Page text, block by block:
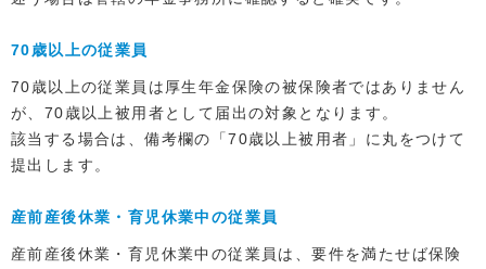
70歳以上の従業員
70歳以上の従業員は厚生年金保険の被保険者ではありません
が、70歳以上被用者として届出の対象となります。
該当する場合は、備考欄の「70歳以上被用者」に丸をつけて
提出します。
産前産後休業・育児休業中の従業員
産前産後休業・育児休業中の従業員は、要件を満たせば保険